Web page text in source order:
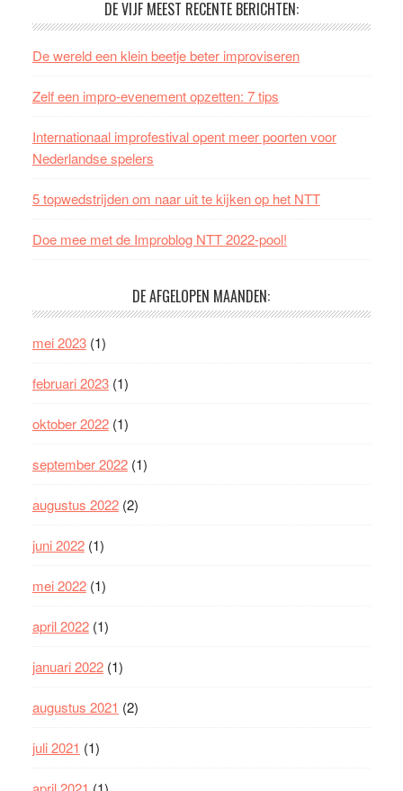
DE VIJF MEEST RECENTE BERICHTEN:
De wereld een klein beetje beter improviseren
Zelf een impro-evenement opzetten: 7 tips
Internationaal improfestival opent meer poorten voor
Nederlandse spelers
5 topwedstrijden om naar uit te kijken op het NTT
Doe mee met de Improblog NTT 2022-pool!
DE AFGELOPEN MAANDEN:
mei 2023(1)
februari 2023(1)
oktober 2022(1)
september 2022(1)
augustus 2022(2)
juni 2022(1)
mei 2022(1)
april 2022(1)
januari 2022(1)
augustus 2021 (2)
juli 2021 (1)